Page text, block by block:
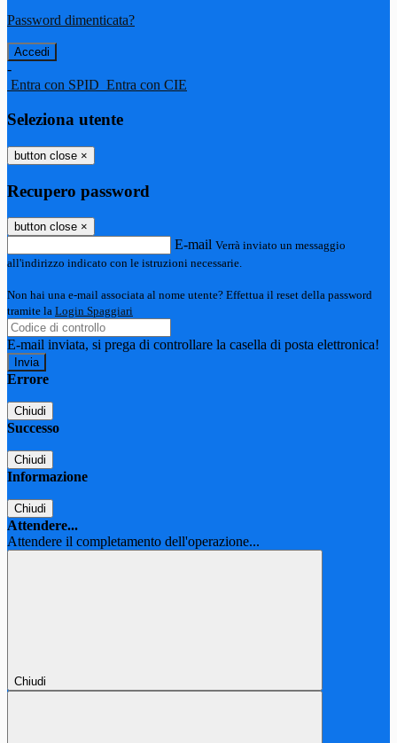
Password dimenticata?
-
Entra con SPID Entra con CIE
Seleziona utente
button close ×
Recupero password
button close ×
E-mail Verrà inviato un messaggio
all'indirizzo indicato con le istruzioni necessarie.
Non hai una e-mail associata al nome utente? Effettua il reset della password
tramite la Login Spaggiari
E-mail inviata, si prega di controllare la casella di posta elettronica!
Errore
Chiudi
Successo
Chiudi
Informazione
Chiudi
Attendere...
Attendere il completamento dell'operazione...
Chiudi